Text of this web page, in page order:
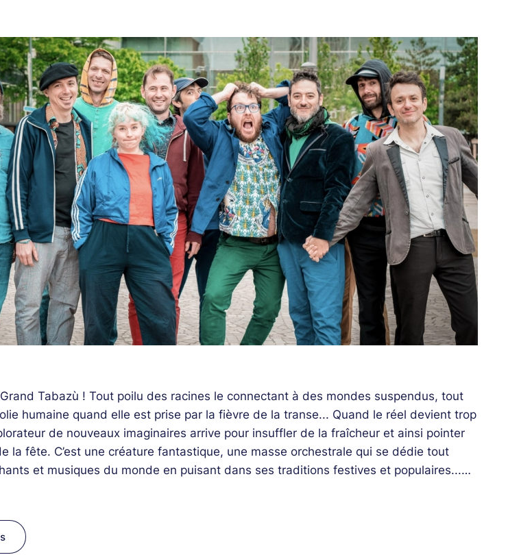
Tabazù ! Tout poilu des racines le connectant à des mondes suspendus, tout
humaine quand elle est prise par la fièvre de la transe... Quand le réel devient trop
de nouveaux imaginaires arrive pour insuffler de la fraîcheur et ainsi pointer
la fête. C’est une créature fantastique, une masse orchestrale qui se dédie tout
et musiques du monde en puisant dans ses traditions festives et populaires...
(Banjo)